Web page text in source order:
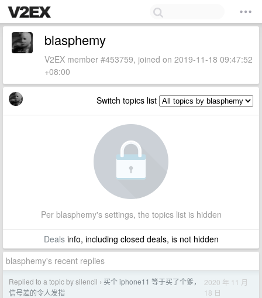
blasphemy
V2EX member #453759, joined on 2019-11-18 09:47:52
+08:00
Switch topics list
Per blasphemy's settings, the topics list is hidden
Dealsinfo, including closed deals, is not hidden
blasphemy's recent replies
Replied to a topic by silencil › 买个 iphone11 等于买了个爹，
信号差的令人发指
2020 年 11 月
18 日